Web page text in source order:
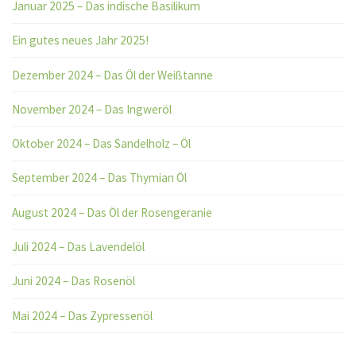
Januar 2025 – Das indische Basilikum
Ein gutes neues Jahr 2025!
Dezember 2024 – Das Öl der Weißtanne
November 2024 – Das Ingweröl
Oktober 2024 – Das Sandelholz – Öl
September 2024 – Das Thymian Öl
August 2024 – Das Öl der Rosengeranie
Juli 2024 – Das Lavendelöl
Juni 2024 – Das Rosenöl
Mai 2024 – Das Zypressenöl